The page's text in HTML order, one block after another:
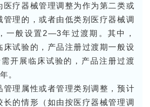
医疗器械管理调整为作为第二类或
管理的，或者由低类别医疗器械调
一般设置2—3年过渡期。其中，
床试验的，产品注册过渡期一般设
开展临床试验的，产品注册过渡
。
管理属性或者管理类别调整，预计
长的情形（如由按医疗器械管理调